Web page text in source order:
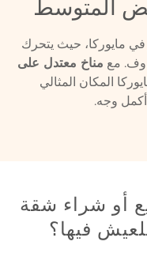
المتوسط
في مايوركا، حيث يتحرك
مع مناخ معتدل على
المكان المثالي
أكمل وجه.
أو شراء شقة
فيها؟